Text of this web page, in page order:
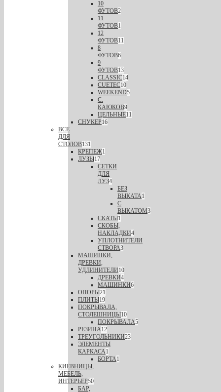
10
ФУТОВ2
11
ФУТОВ1
12
ФУТОВ11
8
ФУТОВ6
9
ФУТОВ13
CLASSIC14
CUETEC10
WEEKEND5
С.
КАЮКОВ9
ЦЕЛЬНЫЕ11
СНУКЕР16
ВСЕ
ДЛЯ
СТОЛОВ131
КРЕПЕЖ1
ЛУЗЫ17
СЕТКИ
ДЛЯ
ЛУЗ4
БЕЗ
ВЫКАТА1
С
ВЫКАТОМ3
СКАТЫ1
СКОБЫ,
НАКЛАДКИ4
УПЛОТНИТЕЛИ
СТВОРА3
МАШИНКИ,
ДРЕВКИ,
УДЛИНИТЕЛИ10
ДРЕВКИ4
МАШИНКИ6
ОПОРЫ21
ПЛИТЫ19
ПОКРЫВАЛА,
СТОЛЕШНИЦЫ10
ПОКРЫВАЛА5
РЕЗИНА12
ТРЕУГОЛЬНИКИ23
ЭЛЕМЕНТЫ
КАРКАСА1
БОРТА1
КИЕВНИЦЫ,
МЕБЕЛЬ,
ИНТЕРЬЕР50
БАР,